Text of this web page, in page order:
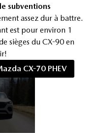
subventions
assez dur à battre.
est pour environ 1
sièges du CX-90 en
CX-70 PHEV